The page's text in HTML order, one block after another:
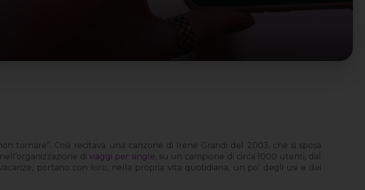
tornare”. Così recitava una canzone di Irene Grandi del 2003, che si sposa
diviaggi per single , su un campione di circa 1000 utenti, dal
portano con loro, nella propria vita quotidiana, un po’ degli usi e dei